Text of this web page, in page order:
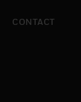
CONTACT